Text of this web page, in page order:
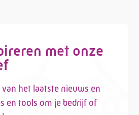
met onze
het laatste nieuws en
en tools om je bedrijf of